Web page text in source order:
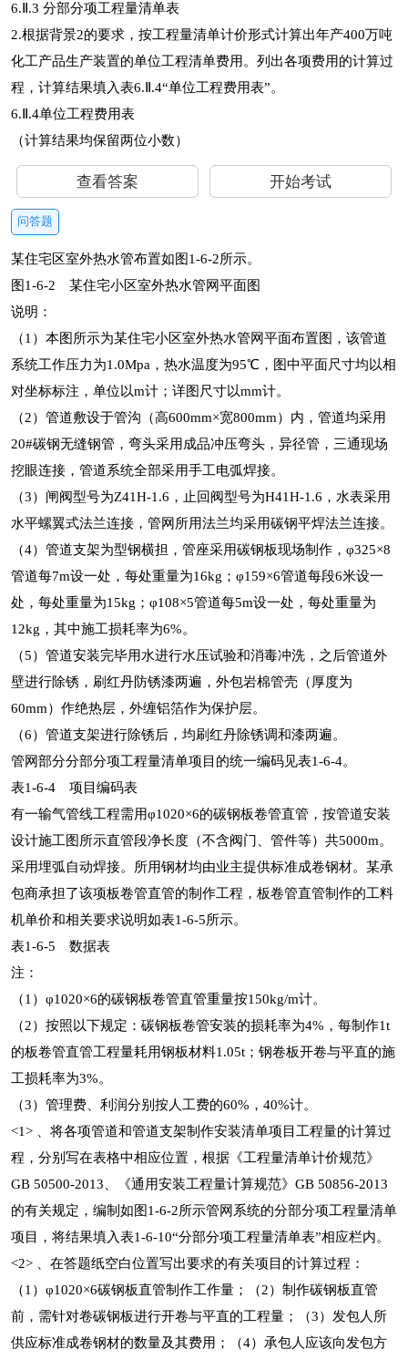
6.Ⅱ.3 分部分项工程量清单表
2.根据背景2的要求，按工程量清单计价形式计算出年产400万吨
化工产品生产装置的单位工程清单费用。列出各项费用的计算过
程，计算结果填入表6.Ⅱ.4“单位工程费用表”。
6.Ⅱ.4单位工程费用表
（计算结果均保留两位小数）
查看答案 开始考试
问答题
某住宅区室外热水管布置如图1-6-2所示。
图1-6-2 某住宅小区室外热水管网平面图
说明：
（1）本图所示为某住宅小区室外热水管网平面布置图，该管道
系统工作压力为1.0Mpa，热水温度为95℃，图中平面尺寸均以相
对坐标标注，单位以m计；详图尺寸以mm计。
（2）管道敷设于管沟（高600mm×宽800mm）内，管道均采用
20#碳钢无缝钢管，弯头采用成品冲压弯头，异径管，三通现场
挖眼连接，管道系统全部采用手工电弧焊接。
（3）闸阀型号为Z41H-1.6，止回阀型号为H41H-1.6，水表采用
水平螺翼式法兰连接，管网所用法兰均采用碳钢平焊法兰连接。
（4）管道支架为型钢横担，管座采用碳钢板现场制作，φ325×8
管道每7m设一处，每处重量为16kg；φ159×6管道每段6米设一
处，每处重量为15kg；φ108×5管道每5m设一处，每处重量为
12kg，其中施工损耗率为6%。
（5）管道安装完毕用水进行水压试验和消毒冲洗，之后管道外
壁进行除锈，刷红丹防锈漆两遍，外包岩棉管壳（厚度为
60mm）作绝热层，外缠铝箔作为保护层。
（6）管道支架进行除锈后，均刷红丹除锈调和漆两遍。
管网部分分部分项工程量清单项目的统一编码见表1-6-4。
表1-6-4 项目编码表
有一输气管线工程需用φ1020×6的碳钢板卷管直管，按管道安装
设计施工图所示直管段净长度（不含阀门、管件等）共5000m。
采用埋弧自动焊接。所用钢材均由业主提供标准成卷钢材。某承
包商承担了该项板卷管直管的制作工程，板卷管直管制作的工料
机单价和相关要求说明如表1-6-5所示。
表1-6-5 数据表
注：
（1）φ1020×6的碳钢板卷管直管重量按150kg/m计。
（2）按照以下规定：碳钢板卷管安装的损耗率为4%，每制作1t
的板卷管直管工程量耗用钢板材料1.05t；钢卷板开卷与平直的施
工损耗率为3%。
（3）管理费、利润分别按人工费的60%，40%计。
<1> 、将各项管道和管道支架制作安装清单项目工程量的计算过
程，分别写在表格中相应位置，根据《工程量清单计价规范》
GB 50500-2013、《通用安装工程量计算规范》GB 50856-2013
的有关规定，编制如图1-6-2所示管网系统的分部分项工程量清单
项目，将结果填入表1-6-10“分部分项工程量清单表”相应栏内。
<2> 、在答题纸空白位置写出要求的有关项目的计算过程：
（1）φ1020×6碳钢板直管制作工作量；（2）制作碳钢板直管
前，需针对卷碳钢板进行开卷与平直的工程量；（3）发包人所
供应标准成卷钢材的数量及其费用；（4）承包人应该向发包方